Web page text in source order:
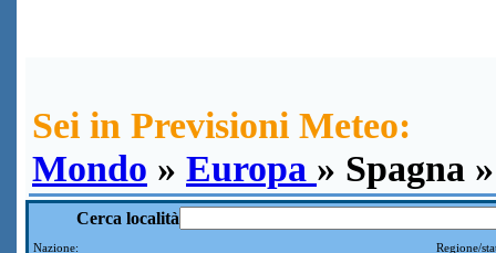
Sei in Previsioni Meteo:
Mondo » Europa » Spagna
Cerca località
Nazione: Regione/